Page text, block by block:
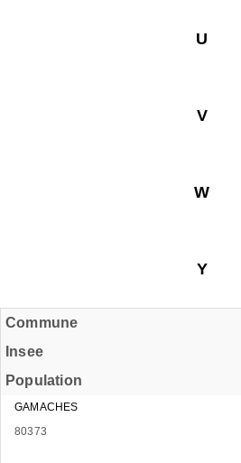
U
V
W
Y
Commune
Insee
Population
GAMACHES
80373